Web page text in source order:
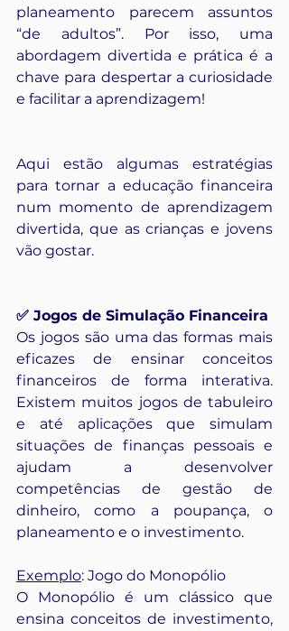
planeamento parecem assuntos
“de adultos”. Por isso, uma
abordagem divertida e prática é a
chave para despertar a curiosidade
e facilitar a aprendizagem!
Aqui estão algumas estratégias
para tornar a educação financeira
num momento de aprendizagem
divertida, que as crianças e jovens
vão gostar.
✅ Jogos de Simulação Financeira
Os jogos são uma das formas mais
eficazes de ensinar conceitos
financeiros de forma interativa.
Existem muitos jogos de tabuleiro
e até aplicações que simulam
situações de finanças pessoais e
ajudam a desenvolver
competências de gestão de
dinheiro, como a poupança, o
planeamento e o investimento.
Exemplo: Jogo do Monopólio
O Monopólio é um clássico que
ensina conceitos de investimento,